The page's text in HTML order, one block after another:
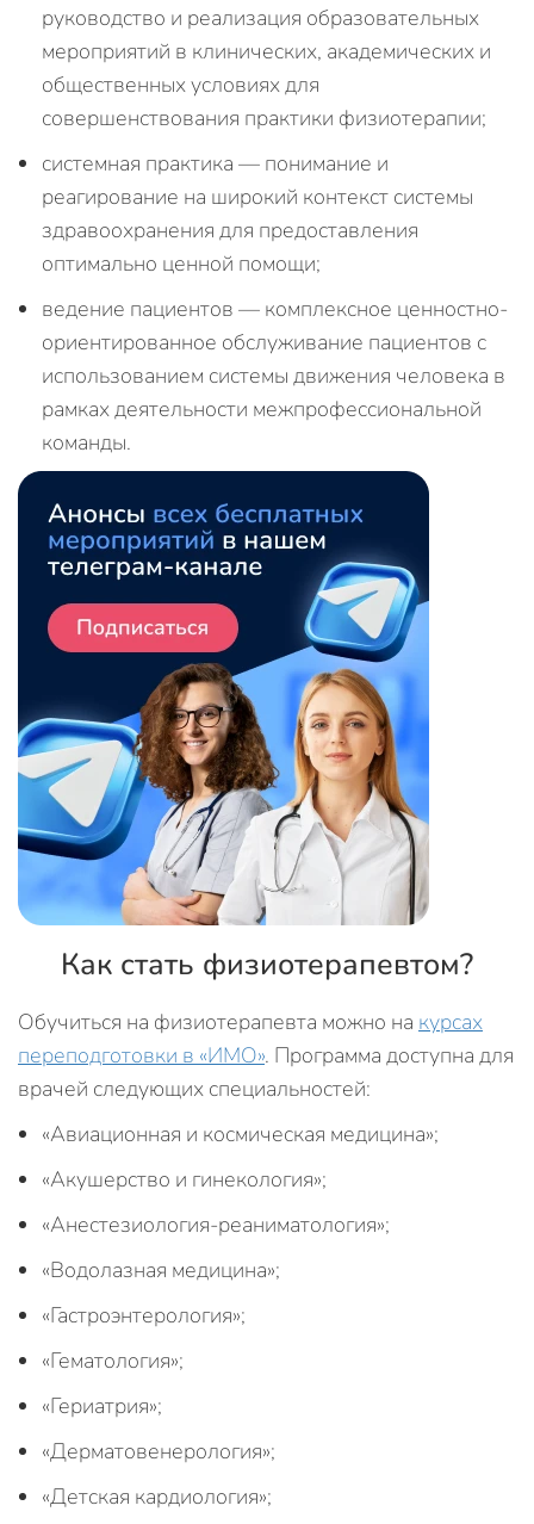
руководство и реализация образовательных
мероприятий в клинических, академических и
общественных условиях для
совершенствования практики физиотерапии;
системная практика — понимание и
реагирование на широкий контекст системы
здравоохранения для предоставления
оптимально ценной помощи;
ведение пациентов — комплексное ценностно-
ориентированное обслуживание пациентов с
использованием системы движения человека в
рамках деятельности межпрофессиональной
команды.
Как стать физиотерапевтом?
Обучиться на физиотерапевта можно на курсах
переподготовки в «ИМО». Программа доступна для
врачей следующих специальностей:
«Авиационная и космическая медицина»;
«Акушерство и гинекология»;
«Анестезиология-реаниматология»;
«Водолазная медицина»;
«Гастроэнтерология»;
«Гематология»;
«Гериатрия»;
«Дерматовенерология»;
«Детская кардиология»;